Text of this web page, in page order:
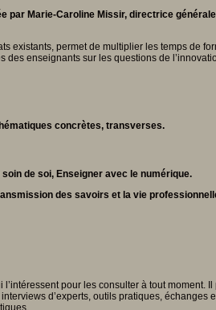
Marie-Caroline Missir, directrice
existants, permet de multiplier les temps de
enseignants sur les questions de
concrètes, transverses.
de soi, Enseigner avec le numérique.
des savoirs et la vie
pour les consulter à tout
d’experts, outils pratiques,